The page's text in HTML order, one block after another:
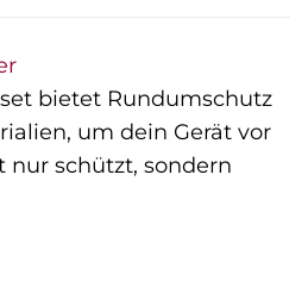
bietet Rundumschutz
um dein Gerät vor
nur schützt, sondern